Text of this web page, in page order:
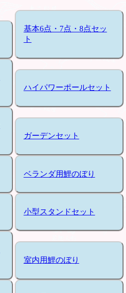
基本6点・7点・8点セッ
ト
ハイパワーポールセット
ガーデンセット
ベランダ用鯉のぼり
小型スタンドセット
室内用鯉のぼり